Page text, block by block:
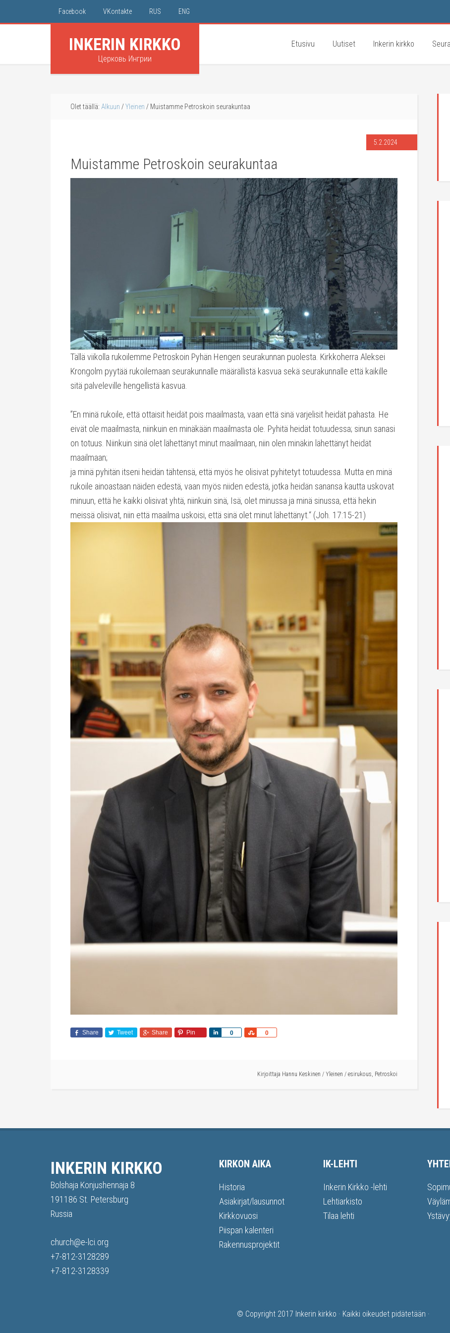
Facebook VKontakte RUS ENG
INKERIN KIRKKO
Церковь Ингрии
Etusivu Uutiset Inkerin kirkko
Olet täällä: Alkuun /Yleinen / Muistamme Petroskoin seurakuntaa
5.2.2024
Muistamme Petroskoin seurakuntaa
Tällä viikolla rukoilemme Petroskoin Pyhän Hengen seurakunnan puolesta. Kirkkoherra Aleksei
Krongolm pyytää rukoilemaan seurakunnalle määrällistä kasvua sekä seurakunnalle että kaikille
sitä palveleville hengellistä kasvua.
”En minä rukoile, että ottaisit heidät pois maailmasta, vaan että sinä varjelisit heidät pahasta. He
eivät ole maailmasta, niinkuin en minäkään maailmasta ole. Pyhitä heidät totuudessa; sinun sanasi
on totuus. Niinkuin sinä olet lähettänyt minut maailmaan, niin olen minäkin lähettänyt heidät
maailmaan;
ja minä pyhitän itseni heidän tähtensä, että myös he olisivat pyhitetyt totuudessa. Mutta en minä
rukoile ainoastaan näiden edestä, vaan myös niiden edestä, jotka heidän sanansa kautta uskovat
minuun, että he kaikki olisivat yhtä, niinkuin sinä, Isä, olet minussa ja minä sinussa, että hekin
meissä olisivat, niin että maailma uskoisi, että sinä olet minut lähettänyt.“ (Joh. 17:15-21)
Share Tweet Share Pin 0
Share 0
Share
Kirjoittaja Hannu Keskinen / Yleinen / esirukous Petroskoi
INKERIN KIRKKO
Bolshaja Konjushennaja 8
191186 St. Petersburg
Russia
church@e-lci.org
+7-812-3128289
+7-812-3128339
KIRKON AIKA
Historia
Asiakirjat/lausunnot
Kirkkovuosi
Piispan kalenteri
Rakennusprojektit
IK-LEHTI
Inkerin Kirkko -lehti
Lehtiarkisto
Tilaa lehti
© Copyright 2017 Inkerin kirkko · Kaikki oikeudet pidätetään ·